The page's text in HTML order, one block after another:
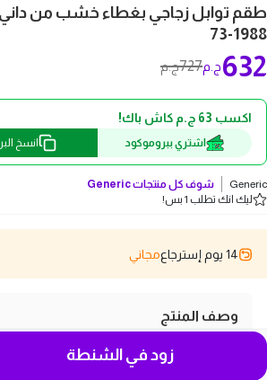
1988-73
727ج.م 632ج.م
اكسب 63 ج.م كاش باك!
اشتري ببروموكود انسخ
Generic شوف كل منتجاتGeneric
ليك انك تطلب 1 بس!
14 يوم إسترجاع مجاني
وصف المنتج
اكتشفوا طقم التوابل الزجاجي بغطاء
الذي يأتيكم كجزء مثالي من مطبخكم مع
زود في الشنطة